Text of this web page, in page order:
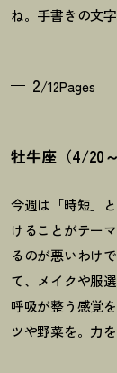
ね。手書きの文
2/12Pages
牡牛座（4/20
今週は「時短」
けることがテー
るのが悪いわけ
て、メイクや服
呼吸が整う感覚
ツや野菜を。力